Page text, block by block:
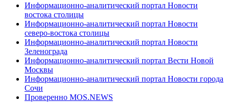
Информационно-аналитический портал Новости
востока столицы
Информационно-аналитический портал Новости
северо-востока столицы
Информационно-аналитический портал Новости
Зеленограда
Информационно-аналитический портал Вести Новой
Москвы
Информационно-аналитический портал Новости города
Сочи
Проверенно MOS.NEWS